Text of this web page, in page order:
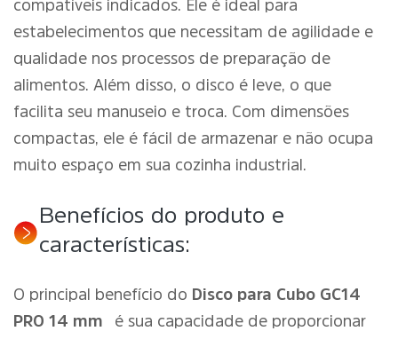
compatíveis indicados. Ele é ideal para
estabelecimentos que necessitam de agilidade e
qualidade nos processos de preparação de
alimentos. Além disso, o disco é leve, o que
facilita seu manuseio e troca. Com dimensões
compactas, ele é fácil de armazenar e não ocupa
muito espaço em sua cozinha industrial.
Benefícios do produto e
características:
O principal benefício do Disco para Cubo GC14
PRO 14 mm
é sua capacidade de proporcionar